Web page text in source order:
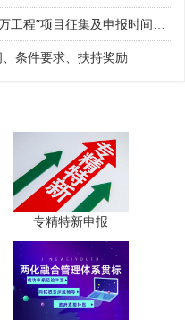
早已从数量达标转向质
量的粗放思维，聚焦主营
梳理专利清单，剔除无
结构，从源头规避4大致
意，省级认定要求企业工
人以上，粤东西北地区15
支出额珠三角地区不低于
万元。确保各项指标全
集及申报时间、条件要求、资助奖励
条件要求、扶持奖励
专精特新申报